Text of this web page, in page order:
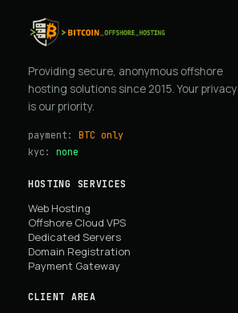
Providing secure, anonymous offshore
hosting solutions since 2015. Your privacy
is our priority.
payment: BTC only
kyc: none
HOSTING SERVICES
Web Hosting
Offshore Cloud VPS
Dedicated Servers
Domain Registration
Payment Gateway
CLIENT AREA